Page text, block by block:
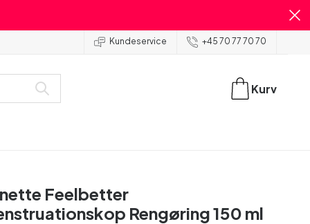
Kundeservice +45 70 77 70 70
Kurv
Feelbetter
Rengøring 150 ml